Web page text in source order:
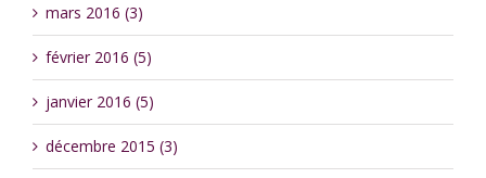
mars 2016 (3)
février 2016 (5)
janvier 2016 (5)
décembre 2015 (3)